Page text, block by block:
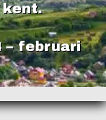
– februari